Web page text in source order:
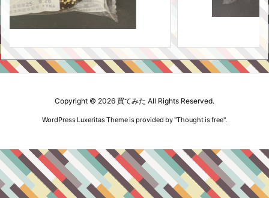
Copyright © 2026 買てみた All Rights Reserved.
WordPress Luxeritas Theme is provided by "Thought is free".